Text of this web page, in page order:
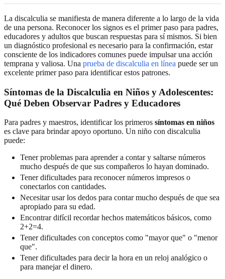
La discalculia se manifiesta de manera diferente a lo largo de la vida
de una persona. Reconocer los signos es el primer paso para padres,
educadores y adultos que buscan respuestas para sí mismos. Si bien
un diagnóstico profesional es necesario para la confirmación, estar
consciente de los indicadores comunes puede impulsar una acción
temprana y valiosa. Una prueba de discalculia en línea puede ser un
excelente primer paso para identificar estos patrones.
Síntomas de la Discalculia en Niños y Adolescentes:
Qué Deben Observar Padres y Educadores
Para padres y maestros, identificar los primeros síntomas en niños
es clave para brindar apoyo oportuno. Un niño con discalculia
puede:
Tener problemas para aprender a contar y saltarse números
mucho después de que sus compañeros lo hayan dominado.
Tener dificultades para reconocer números impresos o
conectarlos con cantidades.
Necesitar usar los dedos para contar mucho después de que sea
apropiado para su edad.
Encontrar difícil recordar hechos matemáticos básicos, como
2+2=4.
Tener dificultades con conceptos como "mayor que" o "menor
que".
Tener dificultades para decir la hora en un reloj analógico o
para manejar el dinero.